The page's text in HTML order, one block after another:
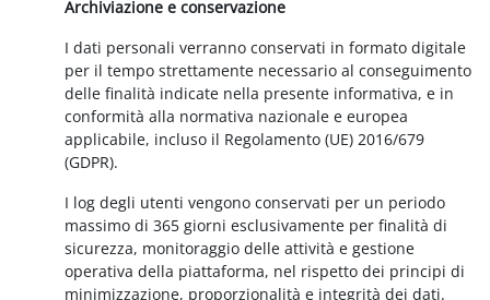
Archiviazione e conservazione
I dati personali verranno conservati in formato digitale
per il tempo strettamente necessario al conseguimento
delle finalità indicate nella presente informativa, e in
conformità alla normativa nazionale e europea
applicabile, incluso il Regolamento (UE) 2016/679
(GDPR).
I log degli utenti vengono conservati per un periodo
massimo di 365 giorni esclusivamente per finalità di
sicurezza, monitoraggio delle attività e gestione
operativa della piattaforma, nel rispetto dei principi di
minimizzazione, proporzionalità e integrità dei dati.